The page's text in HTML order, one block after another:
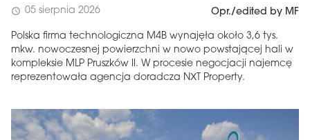
schedule 05 sierpnia 2026 Opr./edited by MF
Polska firma technologiczna M4B wynajęła około 3,6 tys.
mkw. nowoczesnej powierzchni w nowo powstającej hali w
kompleksie MLP Pruszków II. W procesie negocjacji najemcę
reprezentowała agencja doradcza NXT Property.